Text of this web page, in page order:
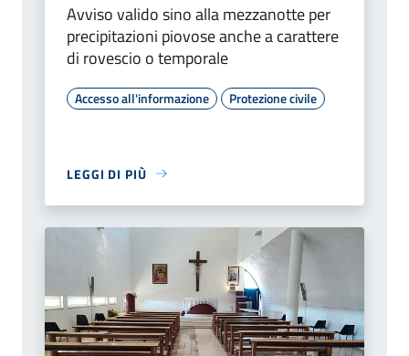
Avviso valido sino alla mezzanotte per
precipitazioni piovose anche a carattere
di rovescio o temporale
Accesso all'informazione Protezione civile
LEGGI DI PIÙ